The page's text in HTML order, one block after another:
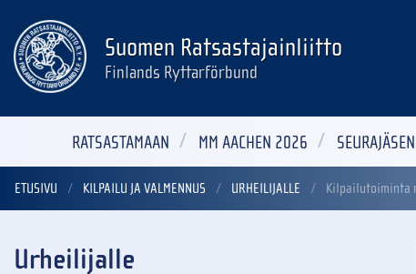
Suomen Ratsastajainliitto
Finlands Ryttarförbund
RATSASTAMAAN MM AACHEN 2026
ETUSIVU KILPAILU JA VALMENNUS URHEILIJALLE Kilpailutoiminta
Urheilijalle